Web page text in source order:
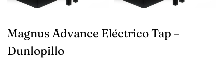
Magnus Advance Eléctrico Tap –
Dunlopillo